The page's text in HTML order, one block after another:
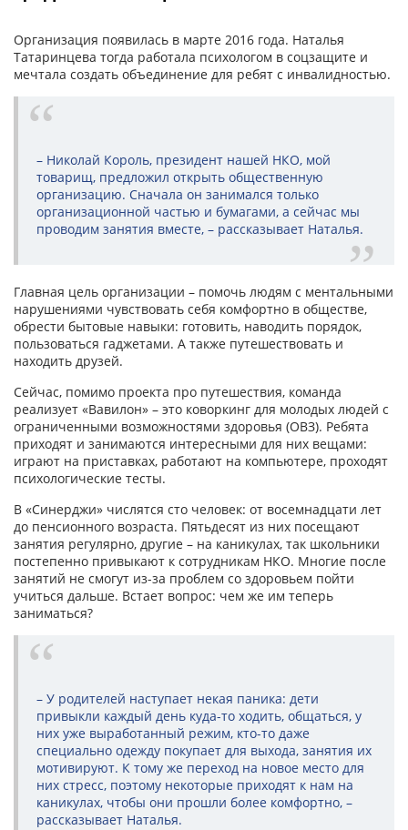
Организация появилась в марте 2016 года. Наталья
Татаринцева тогда работала психологом в соцзащите и
мечтала создать объединение для ребят с инвалидностью.
– Николай Король, президент нашей НКО, мой
товарищ, предложил открыть общественную
организацию. Сначала он занимался только
организационной частью и бумагами, а сейчас мы
проводим занятия вместе, – рассказывает Наталья.
Главная цель организации – помочь людям с ментальными
нарушениями чувствовать себя комфортно в обществе,
обрести бытовые навыки: готовить, наводить порядок,
пользоваться гаджетами. А также путешествовать и
находить друзей.
Сейчас, помимо проекта про путешествия, команда
реализует «Вавилон» – это коворкинг для молодых людей с
ограниченными возможностями здоровья (ОВЗ). Ребята
приходят и занимаются интересными для них вещами:
играют на приставках, работают на компьютере, проходят
психологические тесты.
В «Синерджи» числятся сто человек: от восемнадцати лет
до пенсионного возраста. Пятьдесят из них посещают
занятия регулярно, другие – на каникулах, так школьники
постепенно привыкают к сотрудникам НКО. Многие после
занятий не смогут из-за проблем со здоровьем пойти
учиться дальше. Встает вопрос: чем же им теперь
заниматься?
– У родителей наступает некая паника: дети
привыкли каждый день куда-то ходить, общаться, у
них уже выработанный режим, кто-то даже
специально одежду покупает для выхода, занятия их
мотивируют. К тому же переход на новое место для
них стресс, поэтому некоторые приходят к нам на
каникулах, чтобы они прошли более комфортно, –
рассказывает Наталья.